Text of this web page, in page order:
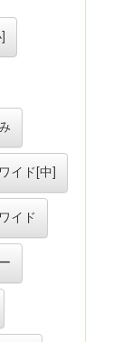
イド[中]
イド